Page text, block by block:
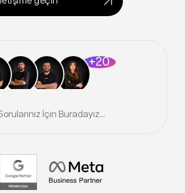
+20
İçin Buradayız...